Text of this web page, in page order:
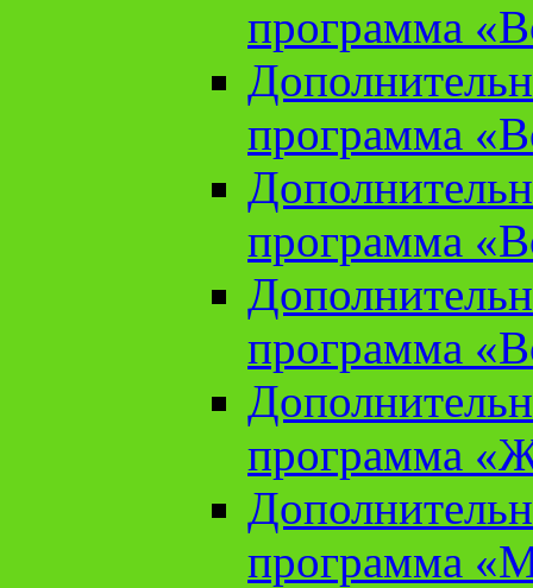
программа
программа
программа
программа
программа
программа